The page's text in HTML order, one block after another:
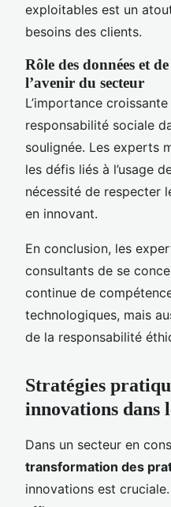
exploitables est un
besoins des clients.
Rôle des données et
l’avenir du secteur
L’importance
responsabilité sociale
soulignée. Les experts
les défis liés à l’usage
nécessité de respecter
en innovant.
En conclusion, les
consultants de se
continue de
technologiques, mais
de la responsabilité
Stratégies
innovations dans
Dans un secteur en
transformation des
innovations est